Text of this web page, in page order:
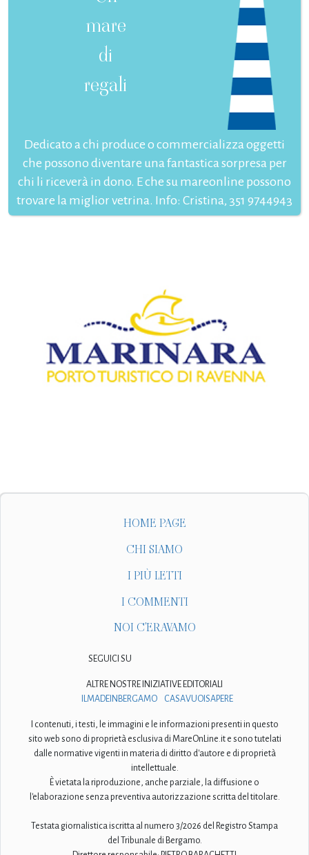
mare
di
regali
Dedicato a chi produce o commercializza oggetti
che possono diventare una fantastica sorpresa per
chi li riceverà in dono. E che su mareonline possono
trovare la miglior vetrina. Info: Cristina, 351 9744943
HOME PAGE
CHI SIAMO
I PIÙ LETTI
I COMMENTI
NOI C'ERAVAMO
SEGUICI SU
ALTRE NOSTRE INIZIATIVE EDITORIALI
ILMADEINBERGAMO
CASAVUOISAPERE
I contenuti, i testi, le immagini e le informazioni presenti in questo
sito web sono di proprietà esclusiva di MareOnLine.it e sono tutelati
dalle normative vigenti in materia di diritto d'autore e di proprietà
intellettuale.
È vietata la riproduzione, anche parziale, la diffusione o
l'elaborazione senza preventiva autorizzazione scritta del titolare.
Testata giornalistica iscritta al numero 3/2026 del Registro Stampa
del Tribunale di Bergamo.